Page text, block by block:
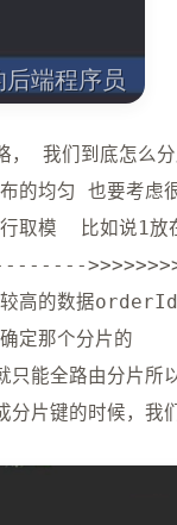
， 我们到底怎么
的均匀 也要考虑
取模  比如说1
-- -- -- ->>>>>>>
高的数据orderId
定那个分片的
能全路由分片所
分片键的时候，